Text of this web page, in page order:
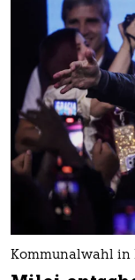
Kommunalwahl in